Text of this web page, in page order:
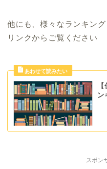
他にも、様々なランキン
リンクからご覧ください
ン
スポン